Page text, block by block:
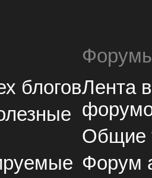
блоговЛента
Общие
Форум